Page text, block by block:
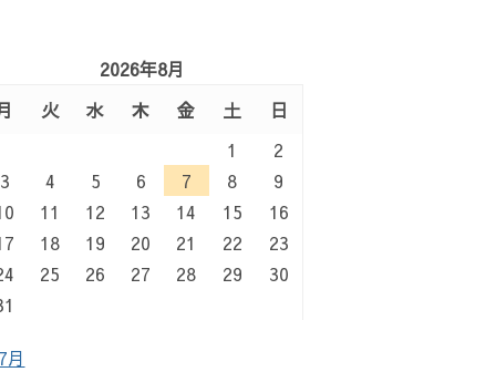
2026年8月
火 水 木 金 土
日
1
2
3
4 5 6 7 8
9
11 12 13 14 15
16
18 19 20 21 22
23
25 26 27 28 29
30
月